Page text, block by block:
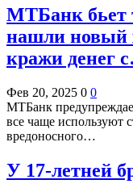
МТБанк бьет
нашли новый
кражи денег
Фев 20, 2025 0 0
МТБанк
все чаще
вредоносного…
У 17-летней